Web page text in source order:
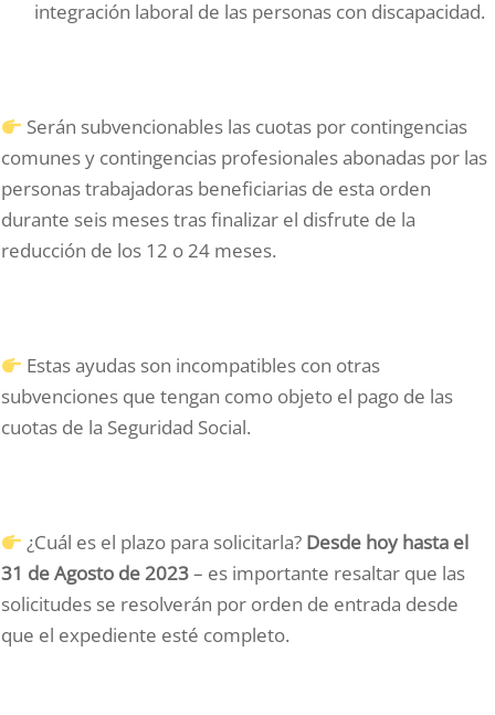
integración laboral de las personas con discapacidad.
Serán subvencionables las cuotas por contingencias
comunes y contingencias profesionales abonadas por las
personas trabajadoras beneficiarias de esta orden
durante seis meses tras finalizar el disfrute de la
reducción de los 12 o 24 meses.
Estas ayudas son incompatibles con otras
subvenciones que tengan como objeto el pago de las
cuotas de la Seguridad Social.
¿Cuál es el plazo para solicitarla? Desde hoy hasta el
31 de Agosto de 2023– es importante resaltar que las
solicitudes se resolverán por orden de entrada desde
que el expediente esté completo.